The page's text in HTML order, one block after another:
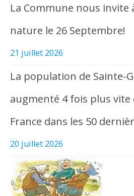
La Commune nous invite
nature le 26 Septembre!
21 juillet 2026
La population de Sainte-
augmenté 4 fois plus vite
France dans les 50
20 juillet 2026